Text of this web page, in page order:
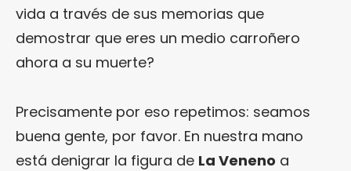
vida a través de sus memorias que
demostrar que eres un medio carroñero
ahora a su muerte?
Precisamente por eso repetimos: seamos
buena gente, por favor. En nuestra mano
está denigrar la figura de La Veneno a